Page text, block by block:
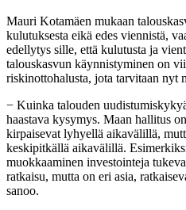
Mauri Kotamäen mukaan
kulutuksesta eikä edes viennistä,
edellytys sille, että kulutusta ja
talouskasvun käynnistyminen on
riskinottohalusta, jota tarvitaan nyt
− Kuinka talouden
haastava kysymys. Maan hallitus
kirpaisevat lyhyellä aikavälillä,
keskipitkällä aikavälillä.​
muokkaaminen investointeja
ratkaisu, mutta on eri asia,
sanoo.